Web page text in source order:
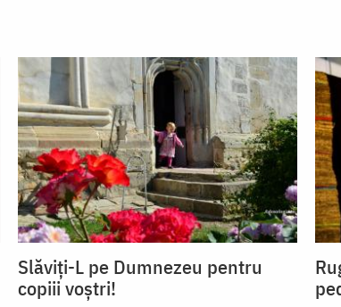
Slăviți-L pe Dumnezeu pentru
copiii voștri!